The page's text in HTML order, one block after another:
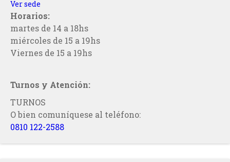
Ver sede
Horarios:
martes de 14 a 18hs
miércoles de 15 a 19hs
Viernes de 15 a 19hs
Turnos y Atención:
TURNOS
O bien comuníquese al teléfono:
0810 122-2588